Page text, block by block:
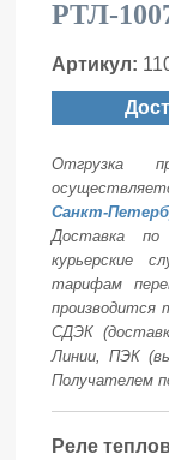
РТЛ-
Артикул:
Отгрузка
Санкт-
Доставка по
курьерские
тарифам
производится
СДЭК
Линии, ПЭК
Получателем
Реле